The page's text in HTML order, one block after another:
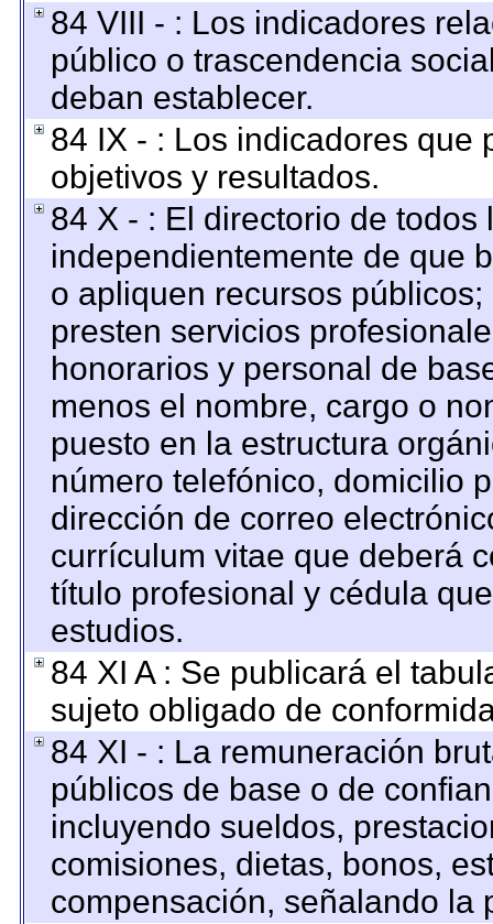
84 VIII - : Los indicadores
público o trascendencia
deban establecer.
84 IX - : Los indicadores que
objetivos y resultados.
84 X - : El directorio de
independientemente de que
o apliquen recursos
presten servicios
honorarios y personal de
menos el nombre, cargo o
puesto en la estructura
número telefónico, domicilio
dirección de correo
currículum vitae que deberá
título profesional y cédula
estudios.
84 XI A : Se publicará el
sujeto obligado de
84 XI - : La remuneración
públicos de base o de
incluyendo sueldos,
comisiones, dietas, bonos,
compensación, señalando la